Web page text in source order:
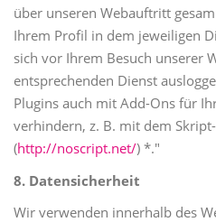
über unseren Webauftritt
Ihrem Profil in dem jeweiligen
sich vor Ihrem Besuch unserer
entsprechenden Dienst
Plugins auch mit Add-Ons für
verhindern, z. B. mit dem
(http://noscript.net/) *."
8. Datensicherheit
Wir verwenden innerhalb des